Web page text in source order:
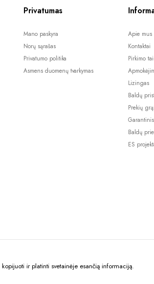
Privatumas
Mano paskyra
Norų sąrašas
Privatumo politika
Asmens duomenų tvarkymas
Apie mus
Kontaktai
Pirkimo
Lizingas
Baldų
Prekių
Garantinis
Baldų
ES
ir platinti svetainėje esančią informaciją.